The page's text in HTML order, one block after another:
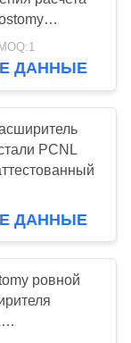
26
ДАННЫЕ
PCNL
ДАННЫЕ
ровной